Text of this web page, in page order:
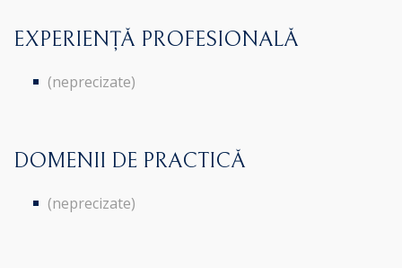
EXPERIENȚĂ PROFESIONALĂ
(neprecizate)
DOMENII DE PRACTICĂ
(neprecizate)